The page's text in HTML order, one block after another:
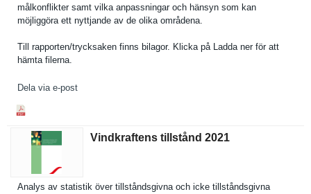
målkonflik­ter samt vilka anpassning­ar och hänsyn som kan
möjliggöra ett nyttjande av de olika områdena.
Till rapporten/­trycksaken finns bilagor. Klicka på Ladda ner för att
hämta filerna.
Dela via e-post
Vindkraftens tillstånd 2021
Analys av statistik över tillstånds­givna och icke tillstånds­givna